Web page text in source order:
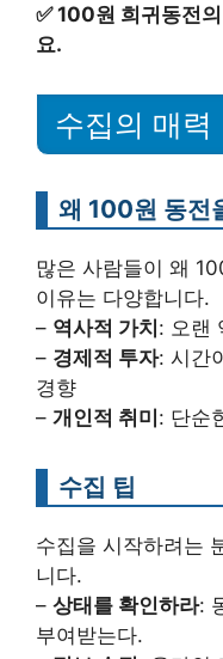
✅100원 희귀동전
요.
수집의 매력
왜 100원 동전
많은 사람들이 왜
이유는 다양합니다.
– 역사적 가치 : 오랜
– 경제적 투자: 시간
경향
– 개인적 취미 : 단순
수집 팁
수집을 시작하려는
니다.
– 상태를 확인하라:
부여받는다.